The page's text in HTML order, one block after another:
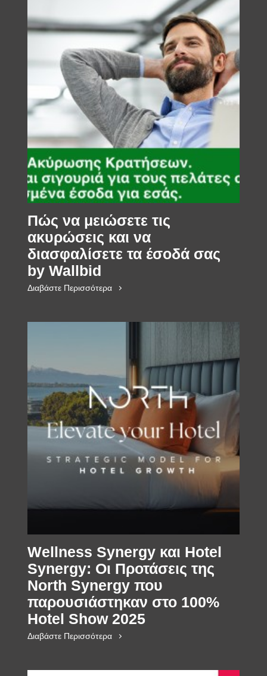
Πώς να μειώσετε τις
ακυρώσεις και να
διασφαλίσετε τα έσοδά σας
by Wallbid
Διαβάστε Περισσότερα
Wellness Synergy και Hotel
Synergy: Οι Προτάσεις της
North Synergy που
παρουσιάστηκαν στο 100%
Hotel Show 2025
Διαβάστε Περισσότερα